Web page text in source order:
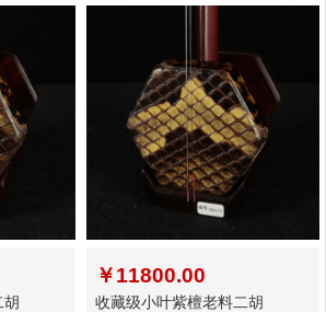
胡
￥11800.00
收藏级小叶紫檀老料二胡